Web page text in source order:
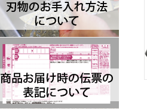
リ
Cold Steel コールドスチール
Coleman コールマン
Condor コンドル
CRKT シーアールケーティ
CJRB シージェイアールビー
Cudeman ク―ドマン